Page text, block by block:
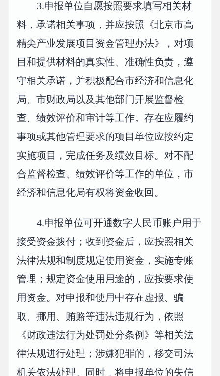
3.申报单位自愿按照要求填写相关材
料，承诺相关事项，并应按照《北京市高
精尖产业发展项目资金管理办法》，对项
目和提供材料的真实性、准确性负责，遵
守相关承诺，并积极配合市经济和信息化
局、市财政局以及其他部门开展监督检
查、绩效评价和审计等工作。存在应履约
事项或其他管理要求的项目单位应按约定
实施项目，完成任务及绩效目标。对不配
合监督检查、绩效评价等工作的单位，市
经济和信息化局有权将资金收回。
4.申报单位可开通数字人民币账户用于
接受资金拨付；收到资金后，应按照相关
法律法规和制度规定使用资金，实施专账
管理；规定资金使用用途的，应按要求使
用资金。对申报和使用中存在虚报、骗
取、挪用、贿赂等违法违规行为，依照
《财政违法行为处罚处分条例》等相关法
律法规进行处理；涉嫌犯罪的，移交司法
机关依法处理。同时，将申报单位的失信